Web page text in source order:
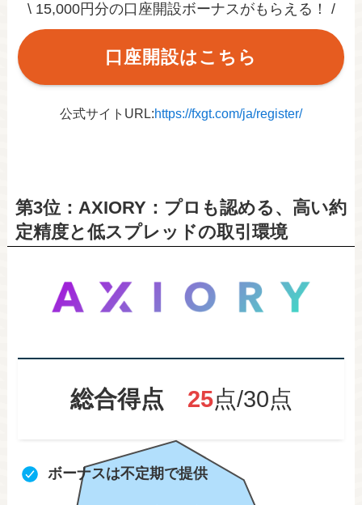
\ 15,000円分の口座開設ボーナスがもらえる！ /
口座開設はこちら
公式サイトURL:https://fxgt.com/ja/register/
第3位：AXIORY：プロも認める、高い約
定精度と低スプレッドの取引環境
総合得点 25点/30点
ボーナスは不定期で提供